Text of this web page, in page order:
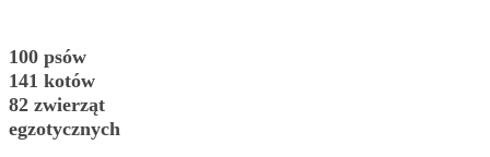
100 psów
141 kotów
82 zwierząt
egzotycznych